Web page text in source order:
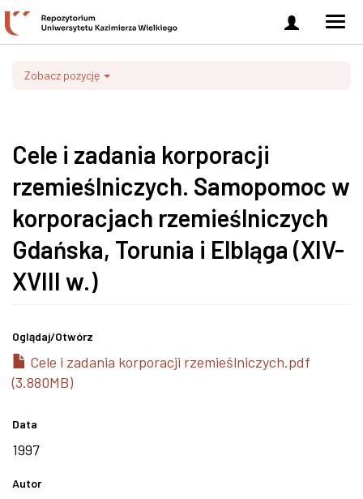
Zaloguj
się
Zobacz pozycję
Cele i zadania korporacji
rzemieślniczych. Samopomoc w
korporacjach rzemieślniczych
Gdańska, Torunia i Elbląga (XIV-
XVIII w.)
Oglądaj/Otwórz
Cele i zadania korporacji rzemieślniczych.pdf
(3.880MB)
Data
1997
Autor